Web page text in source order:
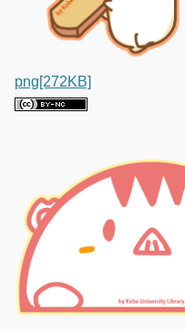
png[272KB]